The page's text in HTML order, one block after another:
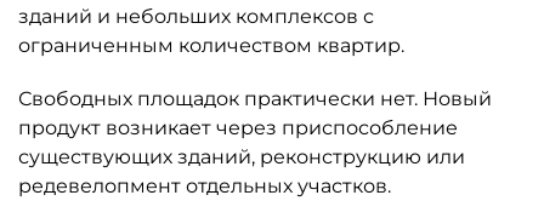
зданий и небольших комплексов с
ограниченным количеством квартир.
Свободных площадок практически нет. Новый
продукт возникает через приспособление
существующих зданий, реконструкцию или
редевелопмент отдельных участков.